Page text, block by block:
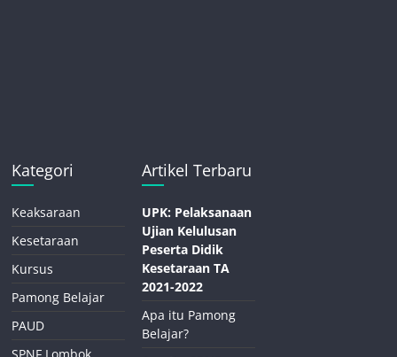
Kategori
Keaksaraan
Kesetaraan
Kursus
Pamong Belajar
PAUD
Artikel Terbaru
UPK: Pelaksanaan
Ujian Kelulusan
Peserta Didik
Kesetaraan TA
2021-2022
Apa itu Pamong
Belajar?